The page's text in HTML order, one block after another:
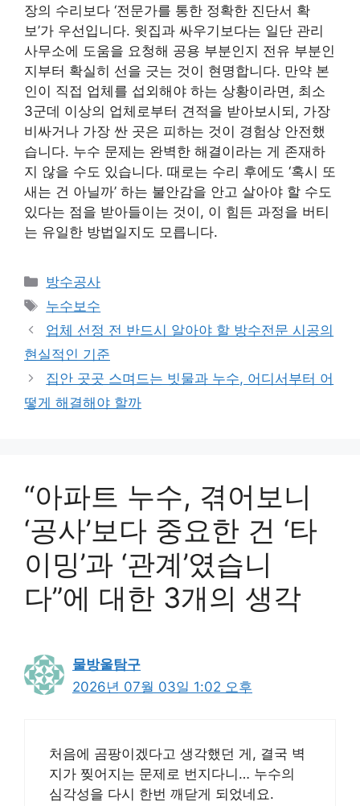
장의 수리보다 ‘전문가를 통한 정확한 진단서 확
보’가 우선입니다. 윗집과 싸우기보다는 일단 관리
사무소에 도움을 요청해 공용 부분인지 전유 부분인
지부터 확실히 선을 긋는 것이 현명합니다. 만약 본
인이 직접 업체를 섭외해야 하는 상황이라면, 최소
3군데 이상의 업체로부터 견적을 받아보시되, 가장
비싸거나 가장 싼 곳은 피하는 것이 경험상 안전했
습니다. 누수 문제는 완벽한 해결이라는 게 존재하
지 않을 수도 있습니다. 때로는 수리 후에도 ‘혹시 또
새는 건 아닐까’ 하는 불안감을 안고 살아야 할 수도
있다는 점을 받아들이는 것이, 이 힘든 과정을 버티
는 유일한 방법일지도 모릅니다.
카
테
고
리
방수공사
태
그
누수보수
업체 선정 전 반드시 알아야 할 방수전문 시공의
현실적인 기준
집안 곳곳 스며드는 빗물과 누수, 어디서부터 어
떻게 해결해야 할까
“아파트 누수, 겪어보니
‘공사’보다 중요한 건 ‘타
이밍’과 ‘관계’였습니
다”에 대한 3개의 생각
물방울탐구
2026년 07월 03일 1:02 오후
처음에 곰팡이겠다고 생각했던 게, 결국 벽
지가 찢어지는 문제로 번지다니… 누수의
심각성을 다시 한번 깨닫게 되었네요.